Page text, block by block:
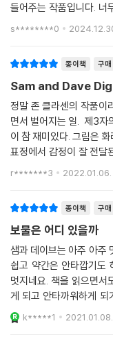
들어주는 작품입니다. 너
어떤 프로젝트를 같이
s********0
종이책 구매
Sam and Dave
정말 존 클라센의 작품이라는 생각이
면서 벌어지는 일. 제3자
이 참 재미있다. 그림은
표정에서 감정이 잘 전달된다. 또 이들이 맞게되는 최후의 결과
사점을 남긴다. 이건 아
r*******3 2022.01.06.
종이책 구매
보물은 어디 있을까
샘과 데이브는 아주 아주
쉽고 약간은 안타깝기도
멋지네요. 책을 읽으면
게 되고 안타까워하게 되
견한 것은 무엇이었까요?
같아요.
k*****1 2021.01.08.